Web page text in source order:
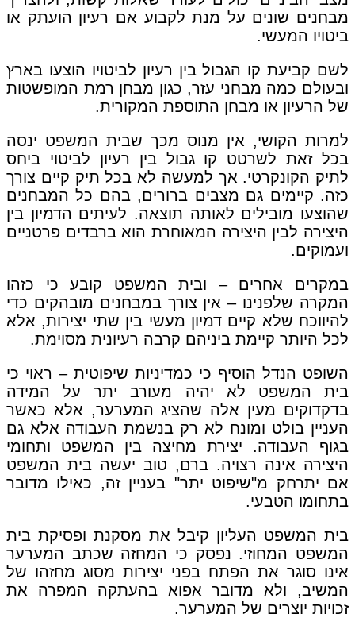
מבחנים שונים על מנת לקבוע אם רעיון הועתק או
ביטויו המעשי.
לשם קביעת קו הגבול בין רעיון לביטויו הוצעו בארץ
ובעולם כמה מבחני עזר, כגון מבחן רמת המופשטות
של הרעיון או מבחן התוספת המקורית.
למרות הקושי, אין מנוס מכך שבית המשפט ינסה
בכל זאת לשרטט קו גבול בין רעיון לביטוי ביחס
לתיק הקונקרטי. אך למעשה לא בכל תיק קיים צורך
כזה. קיימים גם מצבים ברורים, בהם כל המבחנים
שהוצעו מובילים לאותה תוצאה. לעיתים הדמיון בין
היצירה לבין היצירה המאוחרת הוא ברבדים פרטניים
ועמוקים.
במקרים אחרים – ובית המשפט קובע כי כזהו
המקרה שלפנינו – אין צורך במבחנים מובהקים כדי
להיווכח שלא קיים דמיון מעשי בין שתי יצירות, אלא
לכל היותר קיימת ביניהם קרבה רעיונית מסוימת.
השופט הנדל הוסיף כי כמדיניות שיפוטית – ראוי כי
בית המשפט לא יהיה מעורב יתר על המידה
בדקדוקים מעין אלה שהציג המערער, אלא כאשר
העניין בולט ומונח לא רק בנשמת העבודה אלא גם
בגוף העבודה. יצירת מחיצה בין המשפט ותחומי
היצירה אינה רצויה. ברם, טוב יעשה בית המשפט
אם יתרחק מ"שיפוט יתר" בעניין זה, כאילו מדובר
בתחומו הטבעי.
בית המשפט העליון קיבל את מסקנת ופסיקת בית
המשפט המחוזי. נפסק כי המחזה שכתב המערער
אינו סוגר את הפתח בפני יצירות מסוג מחזהו של
המשיב, ולא מדובר אפוא בהעתקה המפרה את
זכויות יוצרים של המערער.